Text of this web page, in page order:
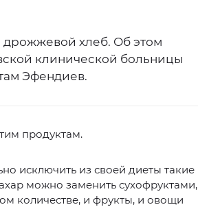
хлеб. Об этом
клинической больницы
Эфендиев.
продуктам.
исключить из своей диеты такие
можно заменить сухофруктами,
количестве, и фрукты, и овощи